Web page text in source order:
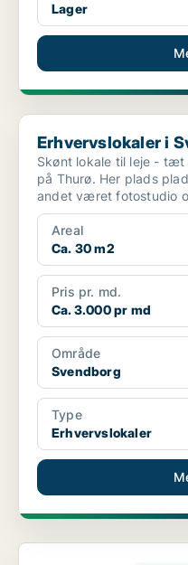
Lager
Erhvervslokaler i Svendborg
Erhvervslokaler i
Skønt lokale til leje -
på Thurø. Her plads
andet været fotostudio
Areal
Ca. 30 m2
Pris pr. md.
Ca. 3.000 pr md
Område
Svendborg
Type
Erhvervslokaler